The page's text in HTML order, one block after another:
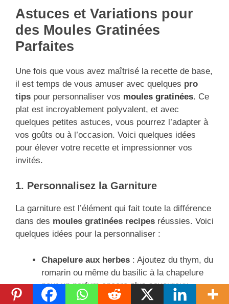
Astuces et Variations pour
des Moules Gratinées
Parfaites
Une fois que vous avez maîtrisé la recette de base,
il est temps de vous amuser avec quelques pro
tips pour personnaliser vos moules gratinées. Ce
plat est incroyablement polyvalent, et avec
quelques petites astuces, vous pourrez l’adapter à
vos goûts ou à l’occasion. Voici quelques idées
pour élever votre recette et impressionner vos
invités.
1. Personnalisez la Garniture
La garniture est l’élément qui fait toute la différence
dans des moules gratinées recipes réussies. Voici
quelques idées pour la personnaliser :
Chapelure aux herbes : Ajoutez du thym, du
romarin ou même du basilic à la chapelure
pour un parfum encore plus savoureux.
Fromage râpé varié: N’hésitez pas à